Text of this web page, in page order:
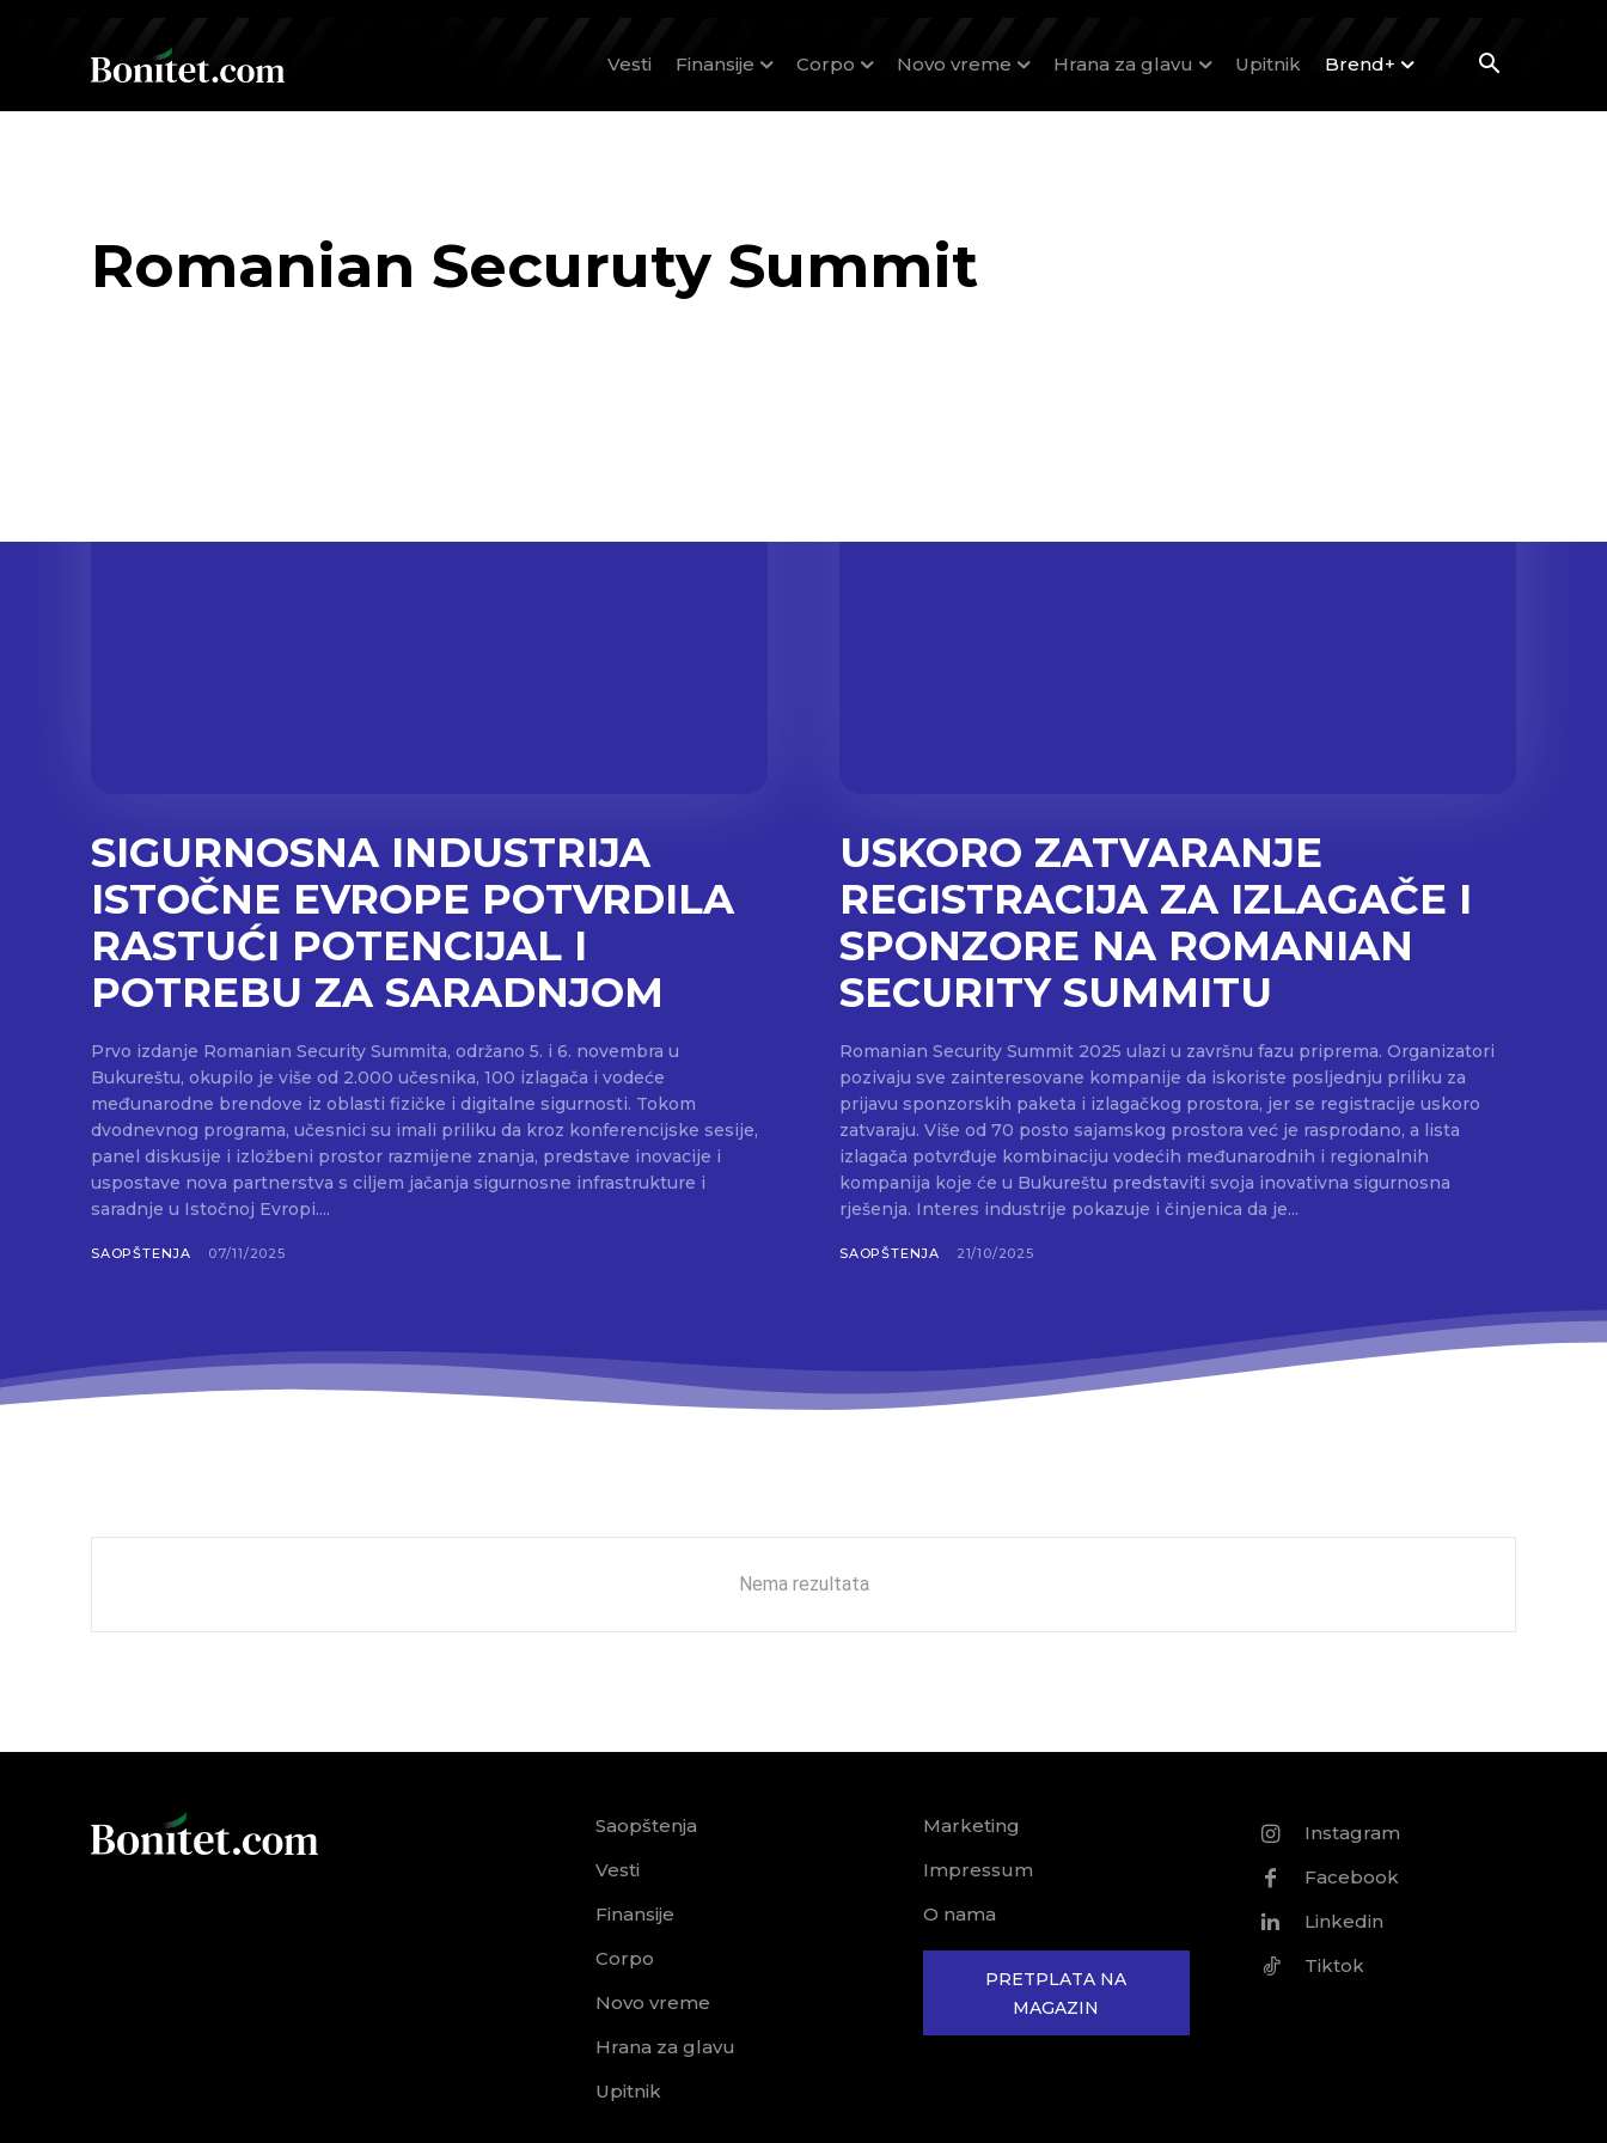
Vesti Finansije Corpo Novo vreme Hrana za glavu Upitnik Brend+
Romanian Securuty Summit
SIGURNOSNA INDUSTRIJA
ISTOČNE EVROPE POTVRDILA
RASTUĆI POTENCIJAL I
POTREBU ZA SARADNJOM
Prvo izdanje Romanian Security Summita, održano 5. i 6. novembra u
Bukureštu, okupilo je više od 2.000 učesnika, 100 izlagača i vodeće
međunarodne brendove iz oblasti fizičke i digitalne sigurnosti. Tokom
dvodnevnog programa, učesnici su imali priliku da kroz konferencijske sesije,
panel diskusije i izložbeni prostor razmijene znanja, predstave inovacije i
uspostave nova partnerstva s ciljem jačanja sigurnosne infrastrukture i
saradnje u Istočnoj Evropi....
SAOPŠTENJA 07/11/2025
USKORO ZATVARANJE
REGISTRACIJA ZA IZLAGAČE I
SPONZORE NA ROMANIAN
SECURITY SUMMITU
Romanian Security Summit 2025 ulazi u završnu fazu priprema. Organizatori
pozivaju sve zainteresovane kompanije da iskoriste posljednju priliku za
prijavu sponzorskih paketa i izlagačkog prostora, jer se registracije uskoro
zatvaraju. Više od 70 posto sajamskog prostora već je rasprodano, a lista
izlagača potvrđuje kombinaciju vodećih međunarodnih i regionalnih
kompanija koje će u Bukureštu predstaviti svoja inovativna sigurnosna
rješenja. Interes industrije pokazuje i činjenica da je...
SAOPŠTENJA 21/10/2025
Nema rezultata
Saopštenja
Vesti
Finansije
Corpo
Novo vreme
Hrana za glavu
Upitnik
Marketing
Impressum
O nama
PRETPLATA NA
MAGAZIN
Instagram
Facebook
Linkedin
Tiktok